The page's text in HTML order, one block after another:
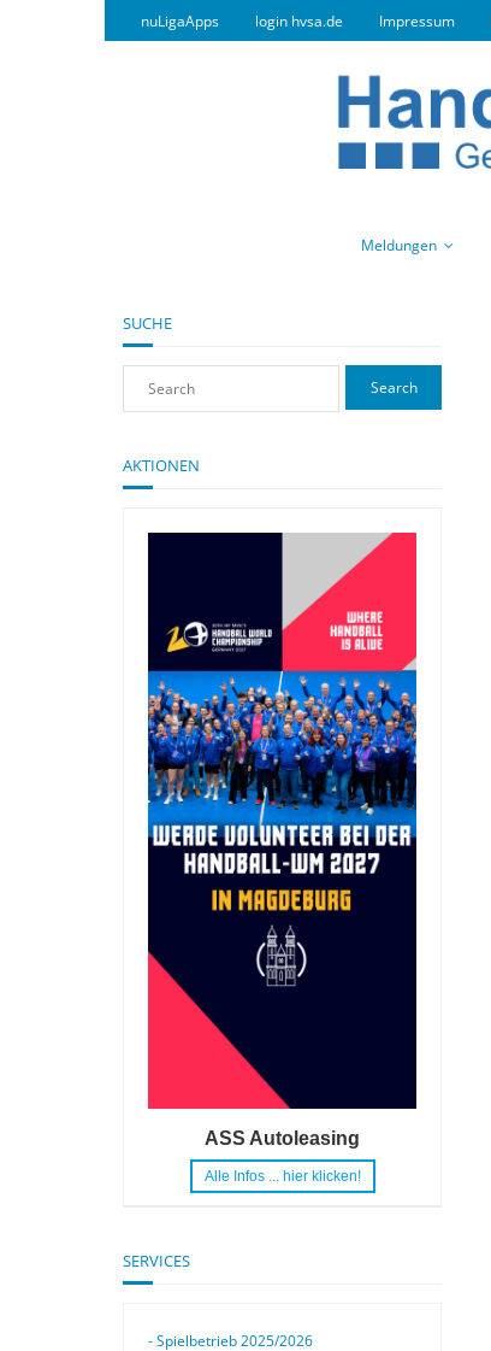
nuLigaApps login hvsa.de Impressum
Meldungen
SUCHE
AKTIONEN
ASS Autoleasing
Alle Infos ... hier klicken!
SERVICES
- Spielbetrieb 2025/2026